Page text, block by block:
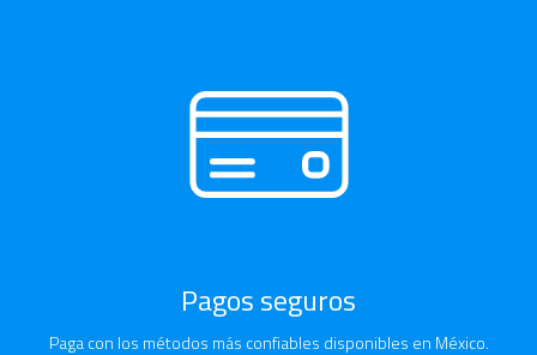
Pagos seguros
Paga con los métodos más confiables disponibles en México.